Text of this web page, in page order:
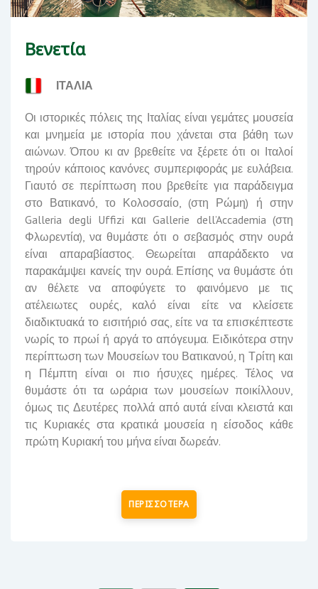
Βενετία
ΙΤΑΛΙΑ
Οι ιστορικές πόλεις της Ιταλίας είναι γεμάτες μουσεία
και μνημεία με ιστορία που χάνεται στα βάθη των
αιώνων. Όπου κι αν βρεθείτε να ξέρετε ότι οι Ιταλοί
τηρούν κάποιος κανόνες συμπεριφοράς με ευλάβεια.
Γιαυτό σε περίπτωση που βρεθείτε για παράδειγμα
στο Βατικανό, το Κολοσσαίο, (στη Ρώμη) ή στην
Galleria degli Uffizi και Gallerie dell’Accademia (στη
Φλωρεντία), να θυμάστε ότι ο σεβασμός στην ουρά
είναι απαραβίαστος. Θεωρείται απαράδεκτο να
παρακάμψει κανείς την ουρά. Επίσης να θυμάστε ότι
αν θέλετε να αποφύγετε το φαινόμενο με τις
ατέλειωτες ουρές, καλό είναι είτε να κλείσετε
διαδικτυακά το εισιτήριό σας, είτε να τα επισκέπτεστε
νωρίς το πρωί ή αργά το απόγευμα. Ειδικότερα στην
περίπτωση των Μουσείων του Βατικανού, η Τρίτη και
η Πέμπτη είναι οι πιο ήσυχες ημέρες. Τέλος να
θυμάστε ότι τα ωράρια των μουσείων ποικίλλουν,
όμως τις Δευτέρες πολλά από αυτά είναι κλειστά και
τις Κυριακές στα κρατικά μουσεία η είσοδος κάθε
πρώτη Κυριακή του μήνα είναι δωρεάν.
ΠΕΡΙΣΣΟΤΕΡΑ